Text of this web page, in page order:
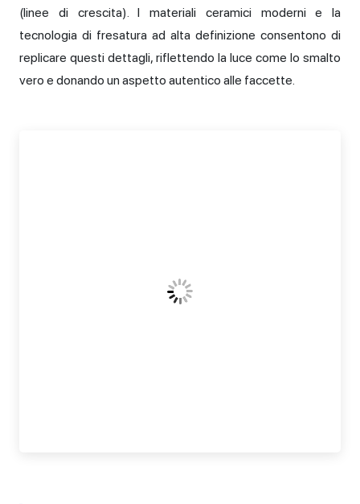
(linee di crescita). I materiali ceramici moderni e la
tecnologia di fresatura ad alta definizione consentono di
replicare questi dettagli, riflettendo la luce come lo smalto
vero e donando un aspetto autentico alle faccette.